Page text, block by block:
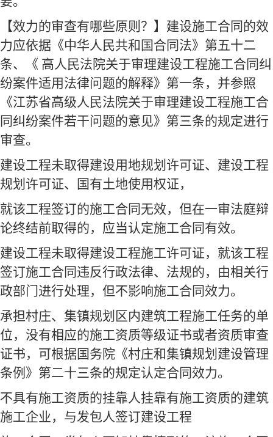
【效力的审查有哪些原则？】建设施工合同的效
力应依据《中华人民共和国合同法》第五十二
条、《 高人民法院关于审理建设工程施工合同纠
纷案件适用法律问题的解释》第一条，并参照
《江苏省高级人民法院关于审理建设工程施工合
同纠纷案件若干问题的意见》第三条的规定进行
审查。
建设工程未取得建设用地规划许可证、建设工程
规划许可证、国有土地使用权证，
就该工程签订的施工合同无效，但在一审法庭辩
论终结前取得的，应当认定施工合同有效。
建设工程未取得建设工程施工许可证，就该工程
签订施工合同违反行政法律、法规的，由相关行
政部门进行处理，但不影响施工合同效力。
承担村庄、集镇规划区内建筑工程施工任务的单
位，没有相应的施工资质等级证书或者资质审查
证书，可根据国务院《村庄和集镇规划建设管理
条例》第二十三条的规定认定合同效力。
不具有施工资质的挂靠人挂靠有施工资质的建筑
施工企业，与发包人签订建设工程